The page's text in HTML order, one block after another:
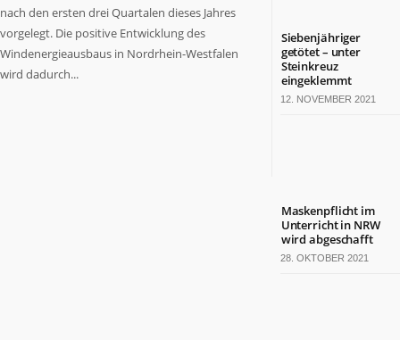
nach den ersten drei Quartalen dieses Jahres
vorgelegt. Die positive Entwicklung des
Windenergieausbaus in Nordrhein-Westfalen
wird dadurch...
Siebenjähriger
getötet – unter
Steinkreuz
eingeklemmt
12. NOVEMBER 2021
Maskenpflicht im
Unterricht in NRW
wird abgeschafft
28. OKTOBER 2021